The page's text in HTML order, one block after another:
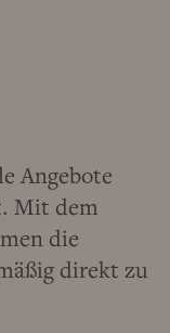
Angebote
Mit dem
die
direkt zu